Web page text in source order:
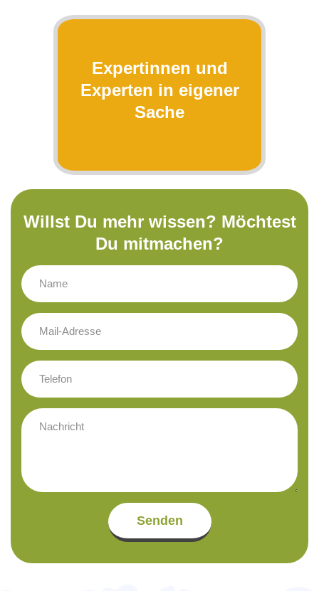
Expertinnen und
Experten in eigener
Sache
Willst Du mehr wissen? Möchtest
Du mitmachen?
Senden